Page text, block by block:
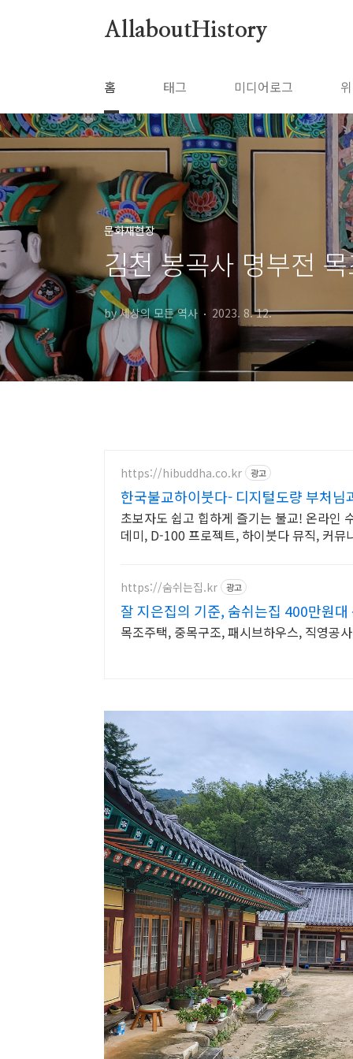
AllaboutHistory
홈 태그 미디어로그
문화재현장
김천 봉곡사 명부전
by 세상의 모든 역사 2023. 8. 12.
https://hibuddha.co.kr 광고
한국불교하이붓다- 디지털도량 부처님
초보자도 쉽고 힙하게 즐기는 불교! 온라인
데미, D-100 프로젝트, 하이붓다 뮤직, 커뮤
https://숨쉬는집.kr 광고
잘 지은집의 기준, 숨쉬는집 400만원대
목조주택, 중목구조, 패시브하우스, 직영공